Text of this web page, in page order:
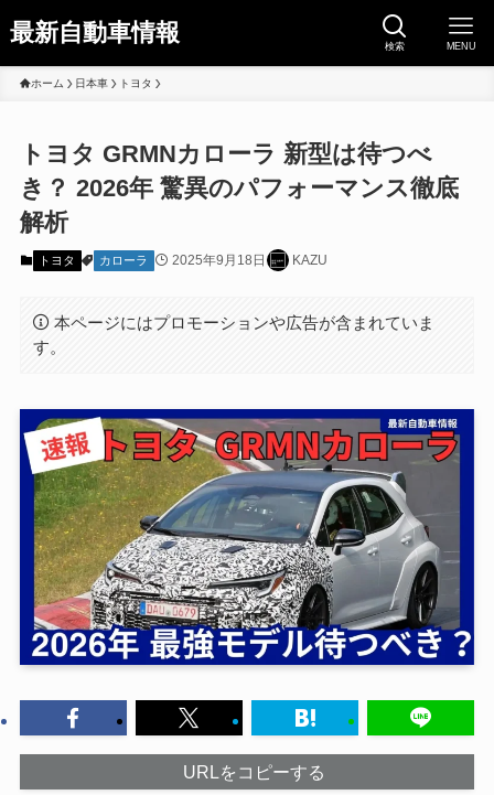
最新自動車情報 検索 MENU
ホーム 日本車 トヨタ
トヨタ GRMNカローラ 新型は待つべ
き？ 2026年 驚異のパフォーマンス徹底
解析
トヨタ カローラ 2025年9月18日 KAZU
本ページにはプロモーションや広告が含まれていま
す。
URLをコピーする